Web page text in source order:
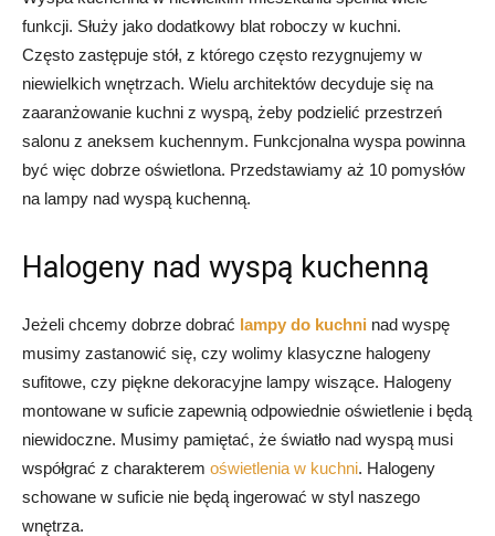
funkcji. Służy jako dodatkowy blat roboczy w kuchni.
Często zastępuje stół, z którego często rezygnujemy w
niewielkich wnętrzach. Wielu architektów decyduje się na
zaaranżowanie kuchni z wyspą, żeby podzielić przestrzeń
salonu z aneksem kuchennym. Funkcjonalna wyspa powinna
być więc dobrze oświetlona. Przedstawiamy aż 10 pomysłów
na lampy nad wyspą kuchenną.
Halogeny nad wyspą kuchenną
Jeżeli chcemy dobrze dobrać lampy do kuchni nad wyspę
musimy zastanowić się, czy wolimy klasyczne halogeny
sufitowe, czy piękne dekoracyjne lampy wiszące. Halogeny
montowane w suficie zapewnią odpowiednie oświetlenie i będą
niewidoczne. Musimy pamiętać, że światło nad wyspą musi
współgrać z charakterem oświetlenia w kuchni. Halogeny
schowane w suficie nie będą ingerować w styl naszego
wnętrza.